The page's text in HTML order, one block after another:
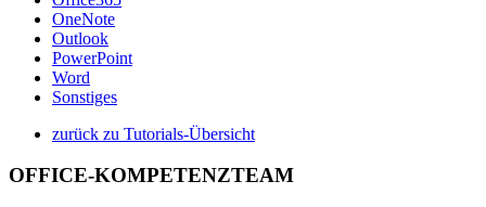
OneNote
Outlook
PowerPoint
Word
Sonstiges
zurück zu Tutorials-Übersicht
OFFICE-KOMPETENZTEAM